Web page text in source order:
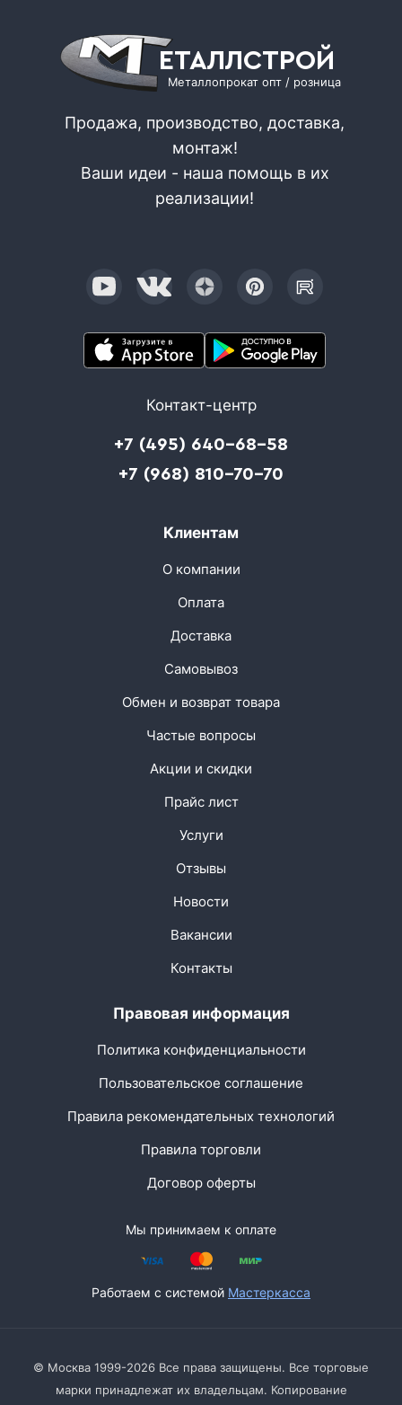
ЕТАЛЛСТРОЙ
Металлопрокат опт / розница
Продажа, производство, доставка,
монтаж!
Ваши идеи - наша помощь в их
реализации!
Контакт-центр
+7 (495) 640-68-58
+7 (968) 810-70-70
Клиентам
О компании
Оплата
Доставка
Самовывоз
Обмен и возврат товара
Частые вопросы
Акции и скидки
Прайс лист
Услуги
Отзывы
Новости
Вакансии
Контакты
Правовая информация
Политика конфиденциальности
Пользовательское соглашение
Правила рекомендательных технологий
Правила торговли
Договор оферты
Мы принимаем к оплате
Работаем с системой Мастеркасса
© Москва 1999-2026 Все права защищены. Все торговые
марки принадлежат их владельцам. Копирование